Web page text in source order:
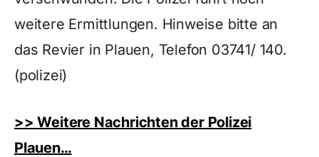
weitere Ermittlungen. Hinweise bitte an
das Revier in Plauen, Telefon 03741/ 140.
(polizei)
>> Weitere Nachrichten der Polizei
Plauen…